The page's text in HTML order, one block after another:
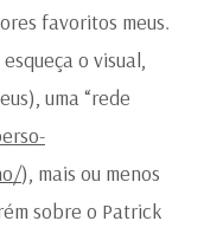
favoritos meus.
o visual,
uma “rede
), mais ou menos
sobre o Patrick